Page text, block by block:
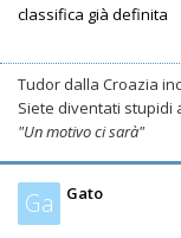
classifica già definita
Tudor dalla Croazia
Siete diventati stupidi
"Un motivo ci sarà"
Ga Gato